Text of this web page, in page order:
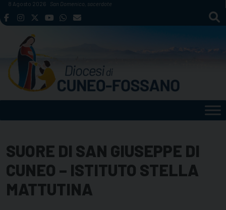
Skip
to
8 Agosto 2026 San Domenico, sacerdote
SUORE DI SAN GIUSEPPE DI
CUNEO – ISTITUTO STELLA
MATTUTINA